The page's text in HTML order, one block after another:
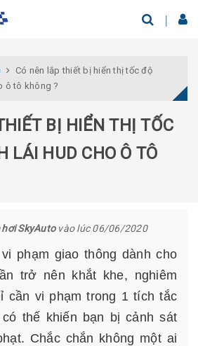
Có nên lắp thiết bị hiển thị tốc độ
ô tô không ?
BỊ HIỂN THỊ TỐC
LÁI HUD CHO Ô TÔ
hơi SkyAutovào lúc 06/06/2020
phạm giao thông dành cho
trở nên khắt khe, nghiêm
cần vi phạm trong 1 tích tắc
thế khiến bạn bị cảnh sát
Chắc chắn không một ai